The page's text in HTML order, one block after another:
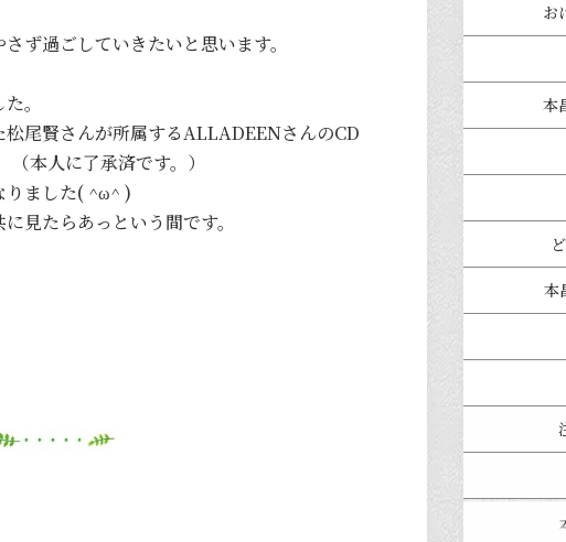
ず過ごしていきたいと思います。
。
尾賢さんが所属するALLADEENさんのCD
本人に了承済です。）
りました( ^ω^ )
見たらあっという間です。
お
本
本